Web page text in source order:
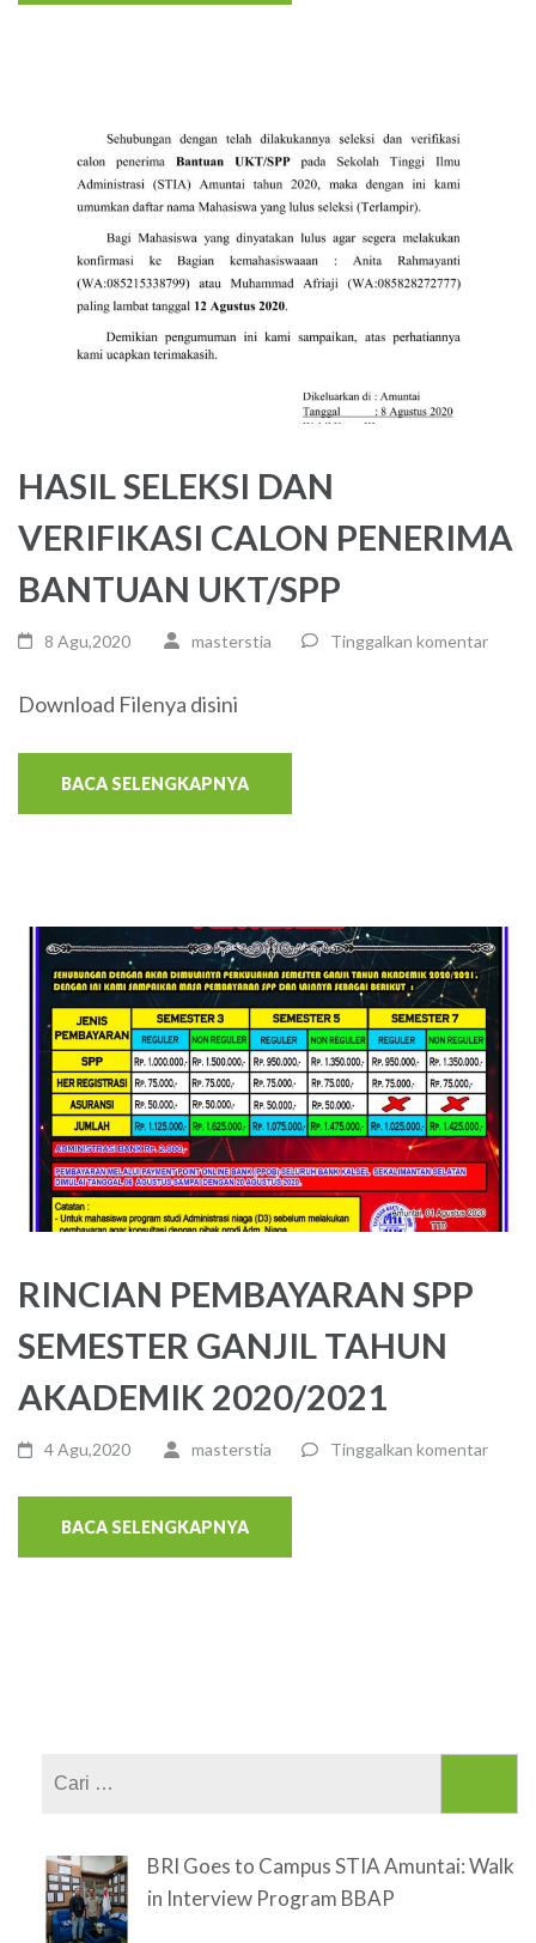
HASIL SELEKSI DAN
VERIFIKASI CALON PENERIMA
BANTUAN UKT/SPP
8 Agu,2020 masterstia Tinggalkan komentar
Download Filenya disini
BACA SELENGKAPNYA
RINCIAN PEMBAYARAN SPP
SEMESTER GANJIL TAHUN
AKADEMIK 2020/2021
4 Agu,2020 masterstia Tinggalkan komentar
BACA SELENGKAPNYA
BRI Goes to Campus STIA Amuntai: Walk
in Interview Program BBAP